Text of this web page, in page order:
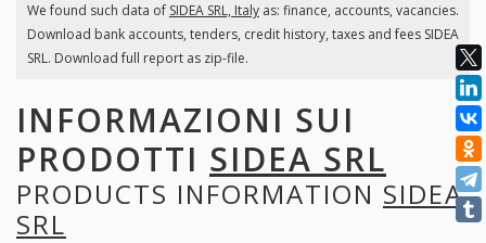
We found such data of SIDEA SRL, Italyas: finance, accounts, vacancies.
Download bank accounts, tenders, credit history, taxes and fees SIDEA
SRL. Download full report as zip-file.
INFORMAZIONI SUI
PRODOTTI SIDEA SRL
PRODUCTS INFORMATION SIDEA
SRL